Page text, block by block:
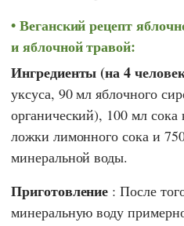
Веганский рецепт
и яблочной травой:
Ингредиенты (на 4
уксуса, 90 мл яблочного
органический), 100 мл
ложки лимонного сока и
минеральной воды.
Приготовление : После
минеральную воду